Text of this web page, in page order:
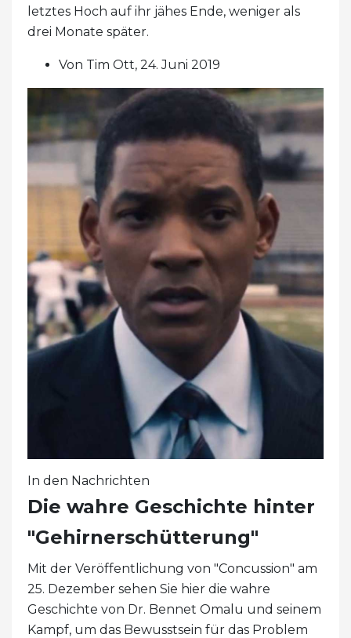
letztes Hoch auf ihr jähes Ende, weniger als
drei Monate später.
Von Tim Ott, 24. Juni 2019
In den Nachrichten
Die wahre Geschichte hinter
"Gehirnerschütterung"
Mit der Veröffentlichung von "Concussion" am
25. Dezember sehen Sie hier die wahre
Geschichte von Dr. Bennet Omalu und seinem
Kampf, um das Bewusstsein für das Problem